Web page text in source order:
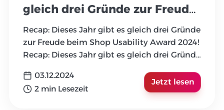
gleich drei Gründe zur Freude
beim Shop Usability Award
2024!
Recap: Dieses Jahr gibt es gleich drei Gründe
zur Freude beim Shop Usability Award 2024!
Recap: Dieses Jahr gibt es gleich drei Gründe
03.12.2024
2 min Lesezeit
Jetzt lesen